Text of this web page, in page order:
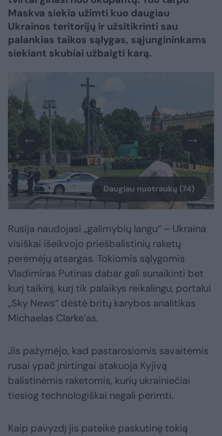
Maskva siekia užimti kuo daugiau
Ukrainos teritorijų ir užsitikrinti sau
palankias taikos sąlygas, sąjungininkams
siekiant skubiai užbaigti karą.​​​​​​​​​​​​​​​​​​​​​​​​​​​
Daugiau nuotraukų (74)
Rusija naudojasi „galimybių langu“ – Ukraina
visiškai išeikvojo priešbalistinių raketų
perėmėjų atsargas. Tokiomis sąlygomis
Vladimiras Putinas dabar gali sunaikinti bet
kurį taikinį, kurį tik palaikys reikalingu, portalui
„Sky News“ dėstė britų karybos analitikas
Michaelas Clarke’as.
Jis pažymėjo, kad pastarosiomis savaitėmis
rusai ypač įnirtingai atakuoja Kyjivą
balistinėmis raketomis, kurių ukrainiečiai
tiesiog technologiškai negali perimti.
Kaip pavyzdį jis pateikė paskutinę tokią